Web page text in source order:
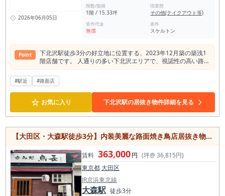
2026年06月05日
階数/面積
1階 / 15.33坪
現業態
その他(テイクアウト等)
造作代金
無償
条件
スケルトン
Point
下北沢駅徒歩3分の好立地に位置する、2023年12月築の築浅1
階店舗です。 人通りの多い下北沢エリアで、視認性の高い路面
区画。約50.68㎡の使いやすい広さに加え、1フロア1テナント
のため独立性も確保されています。 冷暖房・エアコン・動力完
備で、初期費用を抑えながらスムーズな出店が可能です。 新耐
震基準を満たした建物で安心感もあり、土日祝の営業にも対
応。物販店やサービス店舗、テイクアウト業態などにおすすめ
です。 即入居可能のため、早期オープンをご検討の方はぜひお
問い合わせください。なお、営業時間は22時まで、アルコール
提供業種は不可となります。
#駅近 #路面店
☆ お気に入り 下北沢駅の居抜き物件詳細を見る
【大田区・大森駅徒歩3分】内装美麗な路面焼き鳥店居抜き物件／約9.8坪
賃料 363,000円 (坪@ 36,815円)
東京都 大田区
JR京浜東北線
大森駅 徒歩3分